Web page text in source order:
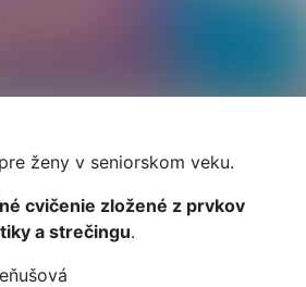
ženy v seniorskom veku.
cvičenie zložené z prvkov
a strečingu.